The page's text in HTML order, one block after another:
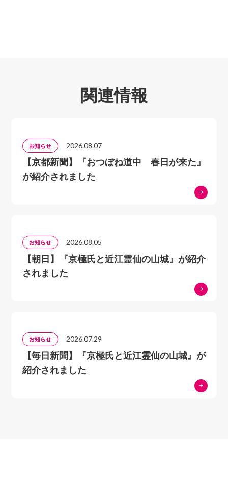
関連情報
お知らせ 2026.08.07
【京都新聞】『おつぼね道中 春日が来た』
が紹介されました
お知らせ 2026.08.05
【朝日】『京極氏と近江霊仙の山城』が紹介
されました
お知らせ 2026.07.29
【毎日新聞】『京極氏と近江霊仙の山城』が
紹介されました